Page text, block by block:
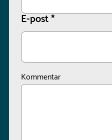
E-post*
Kommentar